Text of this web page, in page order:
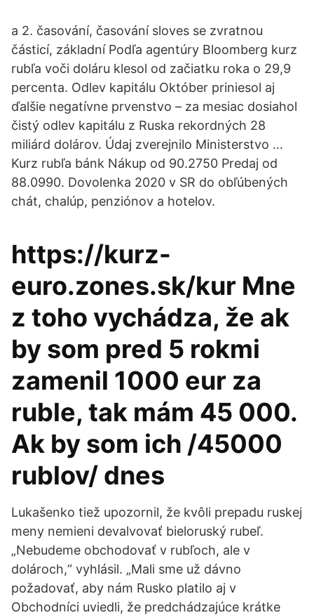
a 2. časování, časování sloves se zvratnou
částicí, základní Podľa agentúry Bloomberg kurz
rubľa voči doláru klesol od začiatku roka o 29,9
percenta. Odlev kapitálu Október priniesol aj
ďalšie negatívne prvenstvo – za mesiac dosiahol
čistý odlev kapitálu z Ruska rekordných 28
miliárd dolárov. Údaj zverejnilo Ministerstvo …
Kurz rubľa bánk Nákup od 90.2750 Predaj od
88.0990. Dovolenka 2020 v SR do obľúbených
chát, chalúp, penziónov a hotelov.
https://kurz-
euro.zones.sk/kur Mne
z toho vychádza, že ak
by som pred 5 rokmi
zamenil 1000 eur za
ruble, tak mám 45 000.
Ak by som ich /45000
rublov/ dnes
Lukašenko tiež upozornil, že kvôli prepadu ruskej
meny nemieni devalvovať bieloruský rubeľ.
„Nebudeme obchodovať v rubľoch, ale v
dolároch,“ vyhlásil. „Mali sme už dávno
požadovať, aby nám Rusko platilo aj v
Obchodníci uviedli, že predchádzajúce krátke